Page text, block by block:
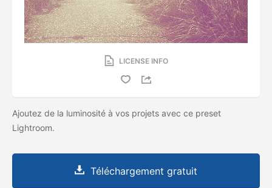
LICENSE INFO
Ajoutez de la luminosité à vos projets avec ce preset
Lightroom.
Téléchargement gratuit